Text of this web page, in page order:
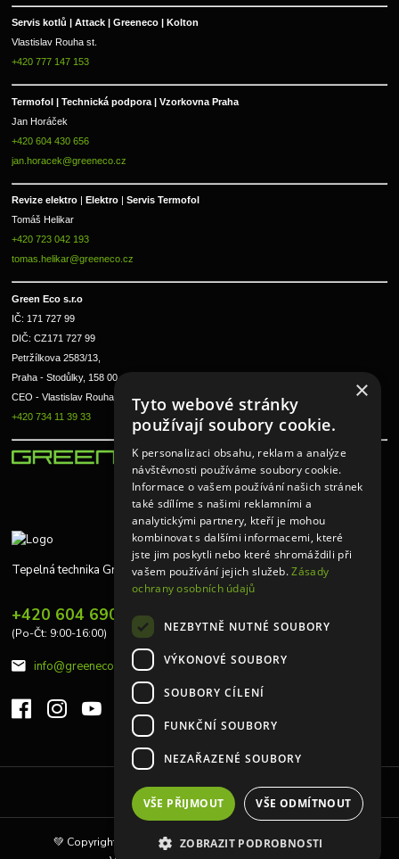
Servis kotlů | Attack | Greeneco | Kolton
Vlastislav Rouha st.
+420 777 147 153
Termofol | Technická podpora | Vzorkovna Praha
Jan Horáček
+420 604 430 656
jan.horacek@greeneco.cz
Revize elektro Elektro
Servis Termofol
Tomáš Helikar
+420 723 042 193
tomas.helikar@greeneco.cz
Green Eco s.r.o
IČ: 171 727 99
DIČ: CZ171 727 99
Petržílkova 2583/13,
Praha - Stodůlky, 158 00
CEO - Vlastislav Rouha ml.
+420 734 11 39 33
Tepelná technika Greeneco
+420 604 690 848
(Po-Čt: 9:00-16:00)
info@greeneco.cz
Upravit sběr cookies.
💚 Copyright © 2010 | Tepelná technika Greeneco s.r.o 💚
×
Tyto webové stránky
používají soubory cookie.
K personalizaci obsahu, reklam a analýze
návštěvnosti používáme soubory cookie.
Informace o vašem používání našich stránek
také sdílíme s našimi reklamními a
analytickými partnery, kteří je mohou
kombinovat s dalšími informacemi, které
jste jim poskytli nebo které shromáždili při
vašem používání jejich služeb.Zásady
ochrany osobních údajů
NEZBYTNĚ NUTNÉ SOUBORY
VÝKONOVÉ SOUBORY
SOUBORY CÍLENÍ
FUNKČNÍ SOUBORY
NEZAŘAZENÉ SOUBORY
VŠE PŘIJMOUT VŠE ODMÍTNOUT
ZOBRAZIT PODROBNOSTI